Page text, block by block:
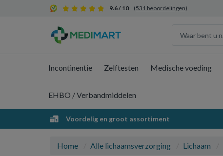
9.6 / 10 (531 beoordelingen)
Incontinentie Zelftesten Medische voeding
EHBO / Verbandmiddelen
Voordelig en groot assortiment
Home Alle lichaamsverzorging Lichaam